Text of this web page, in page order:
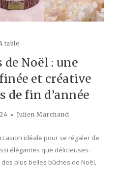
table
de Noël : une
et créative
de fin d’année
Julien Marchand
idéale pour se régaler de
élégantes que délicieuses.
plus belles bûches de Noël,